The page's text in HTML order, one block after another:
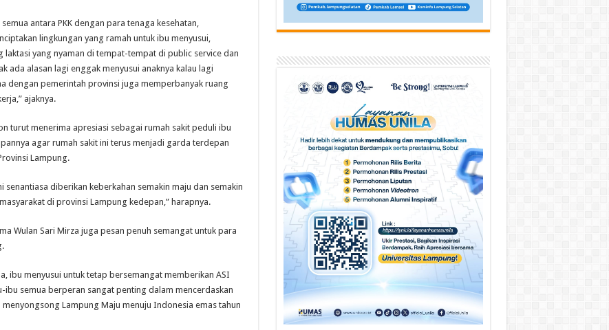
antara PKK dengan para tenaga kesehatan,
lingkungan yang ramah untuk ibu menyusui,
yang nyaman di tempat-tempat di public service dan
ada alasan lagi enggak menyusui anaknya kalau lagi
dengan pemerintah provinsi juga memperbanyak ruang
ajaknya.
turut menerima apresiasi sebagai rumah sakit peduli ibu
agar rumah sakit ini terus menjadi garda terdepan
Lampung.
senantiasa diberikan keberkahan semakin maju dan semakin
di provinsi Lampung kedepan,” harapnya.
Wulan Sari Mirza juga pesan penuh semangat untuk para
ibu menyusui untuk tetap bersemangat memberikan ASI
ibu semua berperan sangat penting dalam mencerdaskan
Lampung Maju menuju Indonesia emas tahun